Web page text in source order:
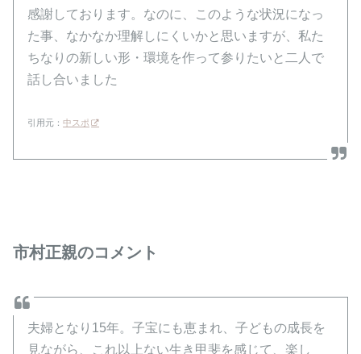
感謝しております。なのに、このような状況になっ
た事、なかなか理解しにくいかと思いますが、私た
ちなりの新しい形・環境を作って参りたいと二人で
話し合いました
引用元：中スポ
市村正親のコメント
夫婦となり15年。子宝にも恵まれ、子どもの成長を
見ながら、これ以上ない生き甲斐を感じて、楽し